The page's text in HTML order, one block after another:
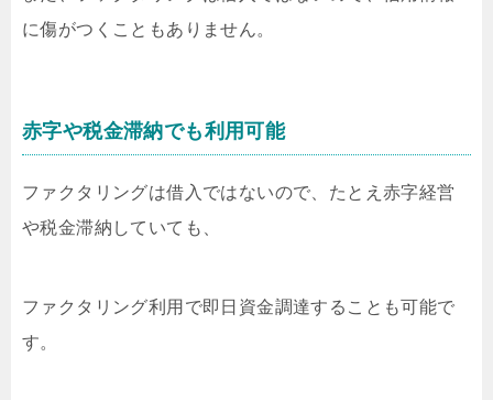
に傷がつくこともありません。
赤字や税金滞納でも利用可能
ファクタリングは借入ではないので、たとえ赤字経営
や税金滞納していても、
ファクタリング利用で即日資金調達することも可能で
す。